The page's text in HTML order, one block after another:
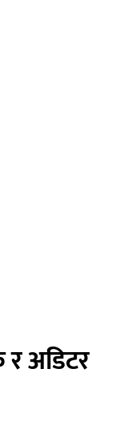
अडिटर